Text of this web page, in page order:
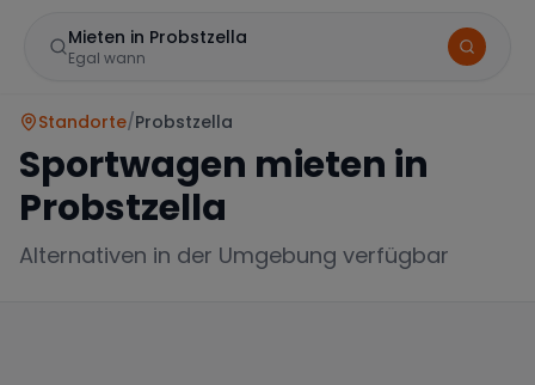
Mieten in Probstzella
Egal wann
Standorte/Probstzella
Sportwagen mieten in
Probstzella
Alternativen in der Umgebung verfügbar